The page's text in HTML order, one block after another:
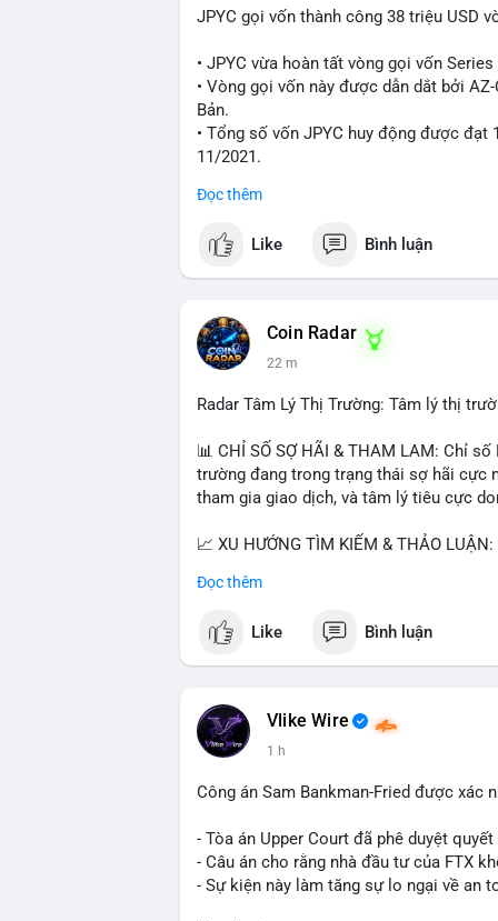
Lời khuyên ngắn gọn cho nhà đầu tư
Nhà đầu tư nên theo dõi sát dòng tiền
xúc; hãy chờ xác nhận hướng đi của
thời đặt lệnh dừng lỗ chặt chẽ để quản
#25dot8btc #dichuyen1_66trieuusd
JPYC gọi vốn thành công 38 triệu USD
• JPYC vừa hoàn tất vòng gọi vốn
• Vòng gọi vốn này được dẫn dắt bởi
Bản.
• Tổng số vốn JPYC huy động được
11/2021.
#jpyc #cryptonews
$btc $eth
📰 Nguồn: CoinDesk
Đọc thêm
Like Bình luận
Coin Radar
22 m
Radar Tâm Lý Thị Trường: Tâm lý thị
📊 CHỈ SỐ SỢ HÃI & THAM LAM: Chỉ
trường đang trong trạng thái sợ hãi cực
tham gia giao dịch, và tâm lý tiêu cực
📈 XU HƯỚNG TÌM KIẾM & THẢO
Trends Việt Nam, từ khóa như 'con
💬 DÒNG CHẢY TIN TỨC & TRUYỀN
Telegram, tin tức nổi bật bao gồm việc
Bitcoin miners chuyển hướng AI. Các
trường.
💡 NHẬN ĐỊNH & KHUYẾN NGHỊ: Tâm
tập trung vào cơ hội an toàn và theo
📊 Nguồn: Radar Tâm Lý Thị Trường
Đọc thêm
Like Bình luận
Vlike Wire
1 h
Công án Sam Bankman-Fried được xác
- Tòa án Upper Court đã phê duyệt
- Câu án cho rằng nhà đầu tư của FTX
- Sự kiện này làm tăng sự lo ngại về an